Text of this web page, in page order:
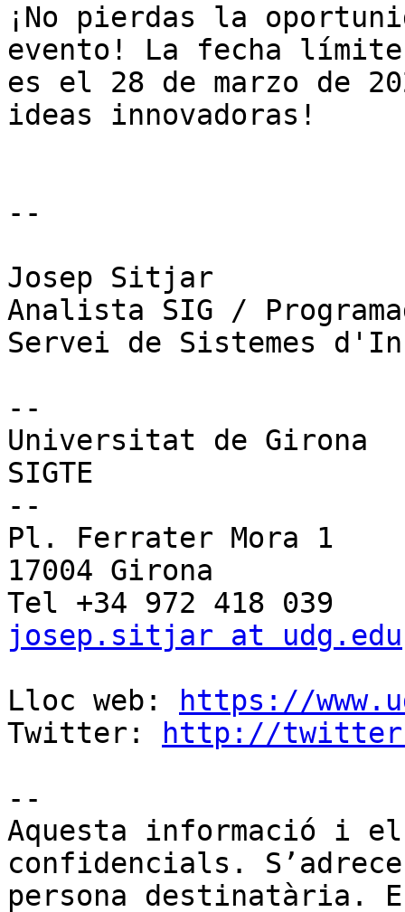
¡No pierdas la
evento! La fecha
es el 28 de marzo de
ideas innovadoras!
--
Josep Sitjar
Analista SIG /
Servei de Sistemes
--
Universitat de Girona
SIGTE
--
Pl. Ferrater Mora 1
17004 Girona
josep.sitjar at udg.edu
Lloc web:
https://
Twitter:
http://
--
Aquesta informació i
confidencials.
persona destinatària.